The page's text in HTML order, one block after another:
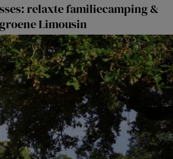
relaxte familiecamping &
Limousin